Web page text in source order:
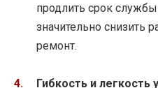
продлить срок
значительно снизить
ремонт.
Гибкость и легкость